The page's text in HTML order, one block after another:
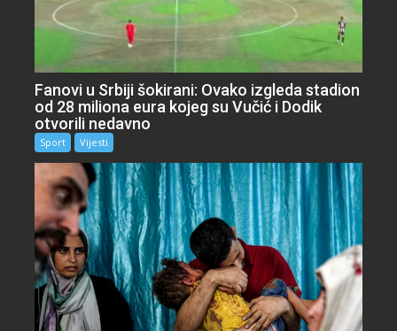
Fanovi u Srbiji šokirani: Ovako izgleda stadion
od 28 miliona eura kojeg su Vučić i Dodik
otvorili nedavno
Sport Vijesti